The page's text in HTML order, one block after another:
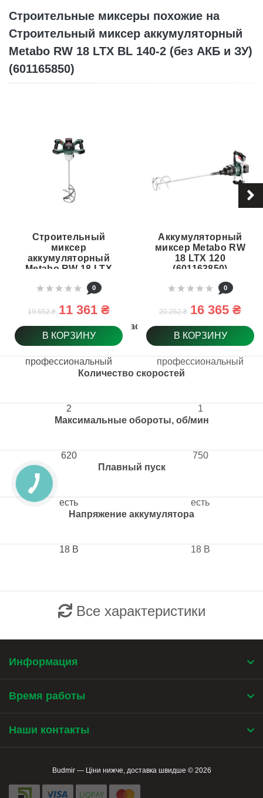
Строительные миксеры похожие на
Строительный миксер аккумуляторный
Metabo RW 18 LTX BL 140-2 (без АКБ и ЗУ)
(601165850)
Класс
Количество скоростей
Максимальные обороты, об/мин
Плавный пуск
Напряжение аккумулятора
Строительный
миксер
аккумуляторный
Metabo RW 18 LTX
BL 140-2 (без АКБ и
ЗУ) (601165850)
0
19 652 ₴ 11 361 ₴
В КОРЗИНУ
профессиональный
2
620
есть
18 B
Аккумуляторный
миксер Metabo RW
18 LTX 120
(601163850)
0
20 252 ₴ 16 365 ₴
В КОРЗИНУ
профессиональный
1
750
есть
18 B
Все характеристики
Информация
Время работы
Наши контакты
Budmir — Ціни нижче, доставка швидше © 2026